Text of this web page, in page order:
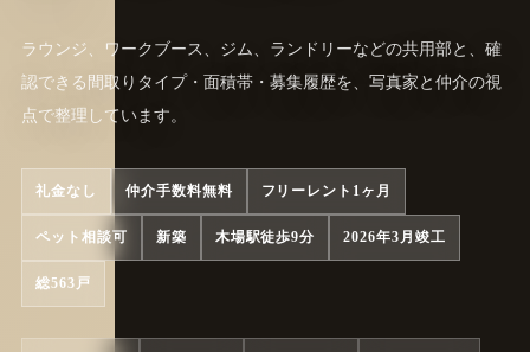
ラウンジ、ワークブース、ジム、ランドリーなどの共用部と、確
認できる間取りタイプ・面積帯・募集履歴を、写真家と仲介の視
点で整理しています。
礼金なし 仲介手数料無料 フリーレント1ヶ月
ペット相談可 新築 木場駅徒歩9分 2026年3月竣工
総563戸